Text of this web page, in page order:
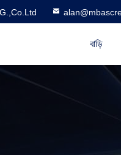
বাড়ি